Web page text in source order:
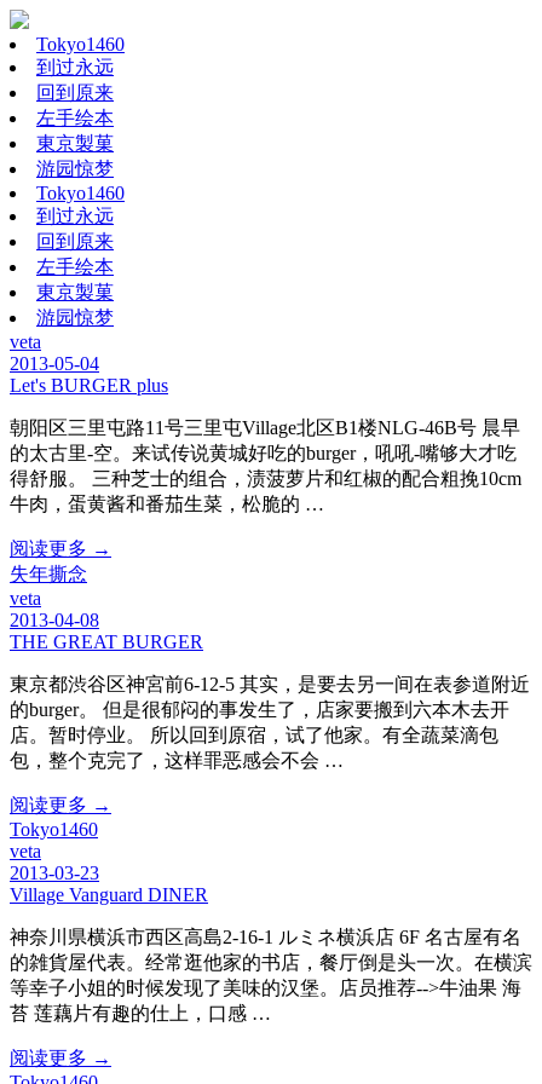
Tokyo1460
到过永远
回到原来
左手绘本
東京製菓
游园惊梦
Tokyo1460
到过永远
回到原来
左手绘本
東京製菓
游园惊梦
veta
2013-05-04
Let's BURGER plus
朝阳区三里屯路11号三里屯Village北区B1楼NLG-46B号 晨早
的太古里-空。来试传说黄城好吃的burger，吼吼-嘴够大才吃
得舒服。 三种芝士的组合，渍菠萝片和红椒的配合粗挽10cm
牛肉，蛋黄酱和番茄生菜，松脆的 …
阅读更多 →
失年撕念
veta
2013-04-08
THE GREAT BURGER
東京都渋谷区神宮前6-12-5 其实，是要去另一间在表参道附近
的burger。 但是很郁闷的事发生了，店家要搬到六本木去开
店。暂时停业。 所以回到原宿，试了他家。有全蔬菜滴包
包，整个克完了，这样罪恶感会不会 …
阅读更多 →
Tokyo1460
veta
2013-03-23
Village Vanguard DINER
神奈川県横浜市西区高島2-16-1 ルミネ横浜店 6F 名古屋有名
的雑貨屋代表。经常逛他家的书店，餐厅倒是头一次。在横滨
等幸子小姐的时候发现了美味的汉堡。店员推荐-->牛油果 海
苔 莲藕片有趣的仕上，口感 …
阅读更多 →